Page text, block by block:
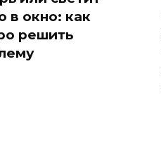
в окно: как
решить